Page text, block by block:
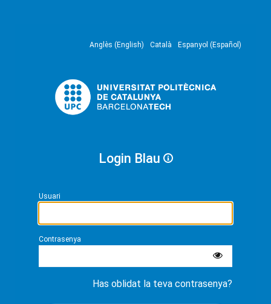
Anglès (English) Català Espanyol (Español)
Login Blau
Usuari
Contrasenya
Has oblidat la teva contrasenya?